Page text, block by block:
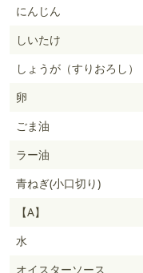
にんじん
しいたけ
しょうが（すりおろし）
卵
ごま油
ラー油
青ねぎ(小口切り)
【A】
水
オイスターソース